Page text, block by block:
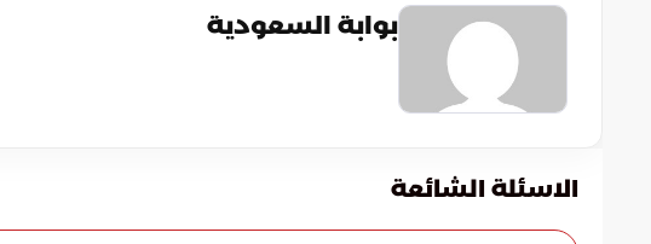
بوابة السعودية
الاسئلة الشائعة